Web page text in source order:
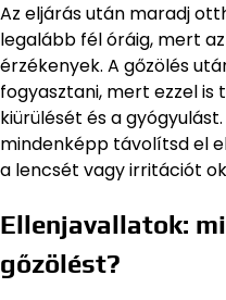
Az eljárás után maradj
legalább fél óráig, mert
érzékenyek. A gőzölés
fogyasztani, mert ezzel
kiürülését és a
mindenképp távolítsd el
a lencsét vagy irritációt
Ellenjavallatok:
gőzölést?